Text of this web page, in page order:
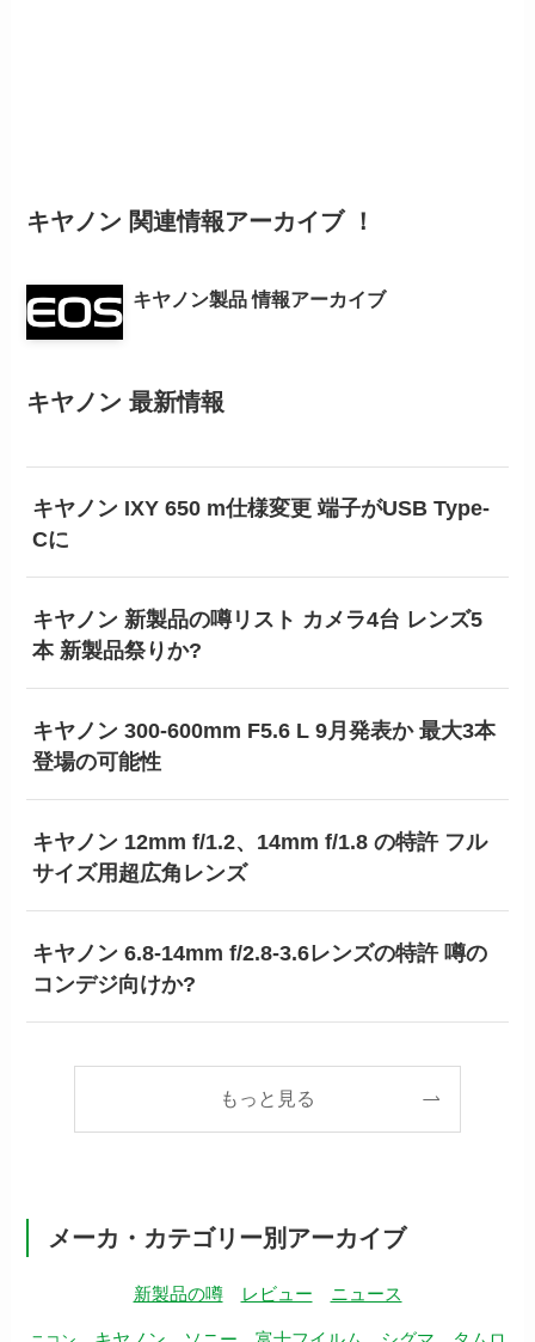
キヤノン 関連情報アーカイブ ！
キヤノン製品 情報アーカイブ
キヤノン 最新情報
キヤノン IXY 650 m仕様変更 端子がUSB Type-
Cに
キヤノン 新製品の噂リスト カメラ4台 レンズ5
本 新製品祭りか?
キヤノン 300-600mm F5.6 L 9月発表か 最大3本
登場の可能性
キヤノン 12mm f/1.2、14mm f/1.8 の特許 フル
サイズ用超広角レンズ
キヤノン 6.8-14mm f/2.8-3.6レンズの特許 噂の
コンデジ向けか?
もっと見る
メーカ・カテゴリー別アーカイブ
新製品の噂 レビュー ニュース